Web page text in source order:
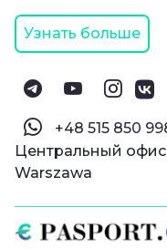
Узнать больше
‪+48 515 850
Центральный офис
Warszawa